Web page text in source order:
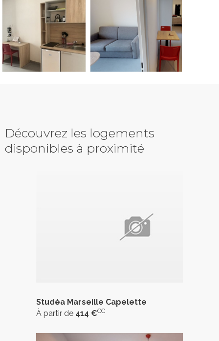
Découvrez les logements
disponibles à proximité
Studéa Marseille Capelette
À partir de 414 €CC